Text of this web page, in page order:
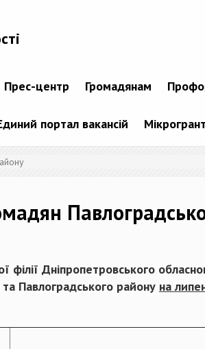
Прес-центр Громадянам
портал вакансій
філії Дніпропетровського
Павлоградського району на